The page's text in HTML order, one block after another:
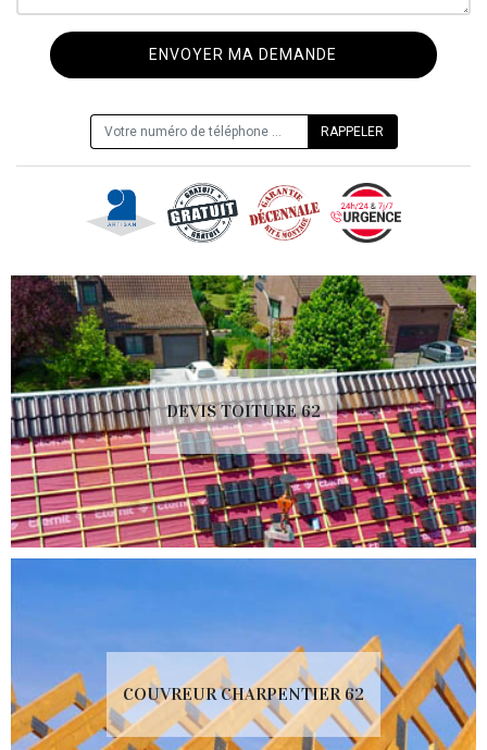
DEVIS TOITURE 62
COUVREUR CHARPENTIER 62